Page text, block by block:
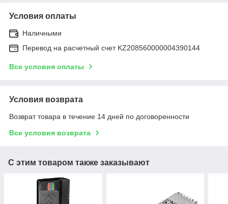
Условия оплаты
Наличными
Перевод на расчетный счет KZ208560000004390144
Все условия оплаты
Условия возврата
Возврат товара в течение 14 дней по договоренности
Все условия возврата
С этим товаром также заказывают